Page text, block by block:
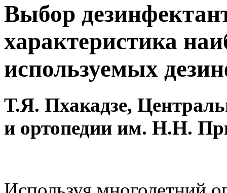
Выбор
характеристика
используемых
Т.Я. Пхакадзе,
и ортопедии им. Н.Н.